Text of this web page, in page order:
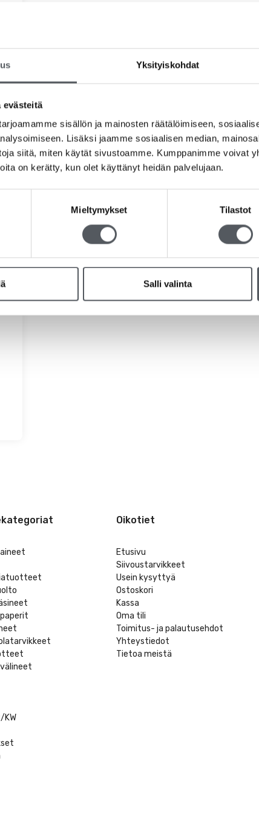
Yksityiskohdat
evästeitä
sisällön ja mainosten räätälöimiseen,
Lisäksi jaamme sosiaalisen median,
siitä, miten käytät sivustoamme. Kumppanimme voivat
on kerätty, kun olet käyttänyt heidän palvelujaan.
Mieltymykset Tilastot
Salli valinta
KW
Oikotiet
Etusivu
Siivoustarvikkeet
Usein kysyttyä
Ostoskori
Kassa
Oma tili
Toimitus- ja palautusehdot
Yhteystiedot
Tietoa meistä